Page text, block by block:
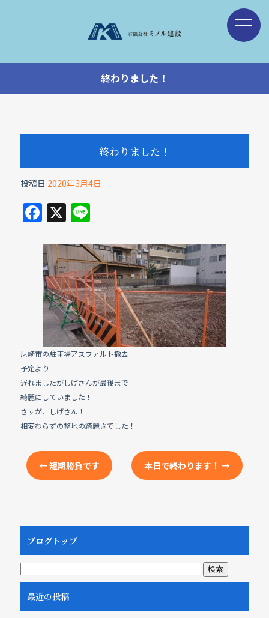
終わりました！
終わりました！
投稿日 2020年3月4日
F
a
c
e
b
o
o
k
X Li
e
尼崎市の駐車場アスファルト撤去
予定より
遅れましたがしげさんが最後まで
綺麗にしていました！
さすが、しげさん！
相変わらずの整地の綺麗さでした！
←短期勝負です 本日で終わります！→
ブログトップ
最近の投稿